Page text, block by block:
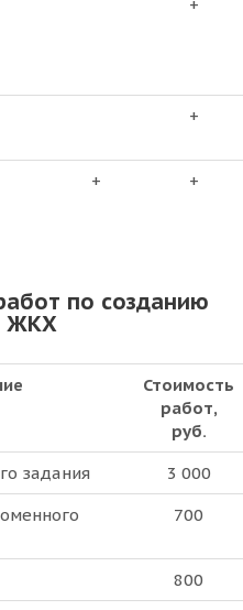
+
+
+ +
по созданию
ЖКХ
Стоимость
работ,
руб.
задания
3 000
700
800